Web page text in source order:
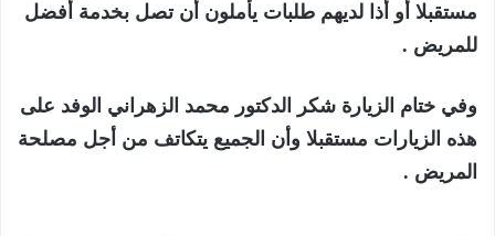
مستقبلا أو أذا لديهم طلبات يأملون أن تصل بخدمة أفضل
للمريض .
وفي ختام الزيارة شكر الدكتور محمد الزهراني الوفد على
هذه الزيارات مستقبلا وأن الجميع يتكاتف من أجل مصلحة
المريض .